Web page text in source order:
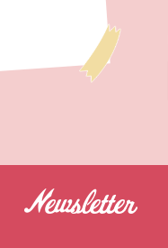
Newsletter